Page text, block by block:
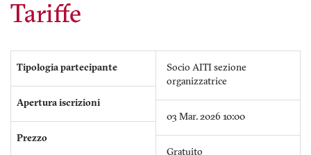
Tariffe
Tipologia partecipante
Apertura iscrizioni
Prezzo
Socio AITI sezione
organizzatrice
03 Mar. 2026 10:00
Gratuito